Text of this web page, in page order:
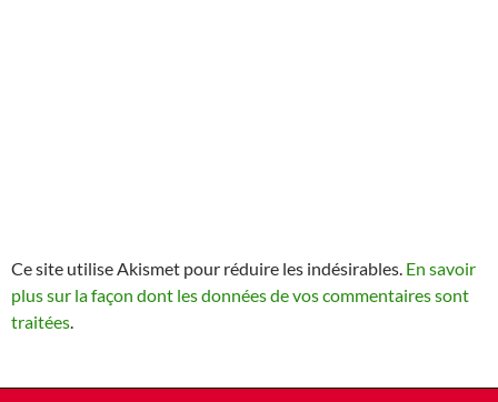
Ce site utilise Akismet pour réduire les indésirables. En savoir
plus sur la façon dont les données de vos commentaires sont
traitées